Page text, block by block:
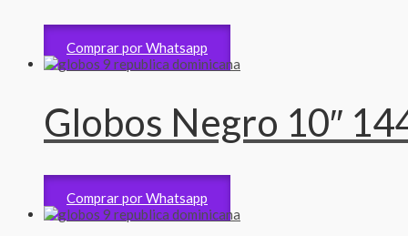
Accesorios235RD$
Comprar por Whatsapp
Globos Negro 10″
Accesorios235RD$
Comprar por Whatsapp